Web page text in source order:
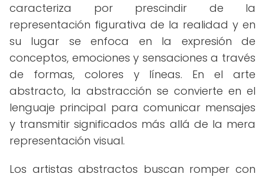
caracteriza por prescindir de la
representación figurativa de la realidad y en
su lugar se enfoca en la expresión de
conceptos, emociones y sensaciones a través
de formas, colores y líneas. En el arte
abstracto, la abstracción se convierte en el
lenguaje principal para comunicar mensajes
y transmitir significados más allá de la mera
representación visual.
Los artistas abstractos buscan romper con